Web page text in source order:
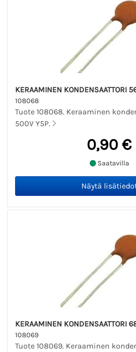
KERAAMINEN KONDENSAATTORI
108068
Tuote 108068. Keraaminen
500V Y5P.
0,90 €
Saatavilla
KERAAMINEN KONDENSAATTORI
108069
Tuote 108069. Keraaminen